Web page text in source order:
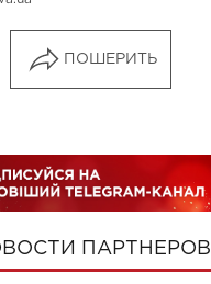
ПОШЕРИТЬ
ПАРТНЕРОВ